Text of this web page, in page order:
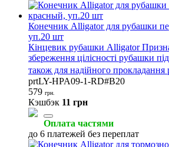
Конечник Alligator для рубашки
уп.20 шт
Кінцевик рубашки Alligator
збереження цілісності рубашки
також для надійного
prtLY-HPA09-1-RD#B20
579 грн.
Кэшбэк 11 грн
Оплата частями
до 6 платежей без переплат